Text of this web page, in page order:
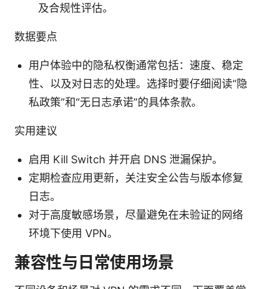
及合规性评估。
数据要点
用户体验中的隐私权衡通常包括：速度、稳定
性、以及对日志的处理。选择时要仔细阅读“隐
私政策”和“无日志承诺”的具体条款。
实用建议
启用 Kill Switch 并开启 DNS 泄漏保护。
定期检查应用更新，关注安全公告与版本修复
日志。
对于高度敏感场景，尽量避免在未验证的网络
环境下使用 VPN。
兼容性与日常使用场景